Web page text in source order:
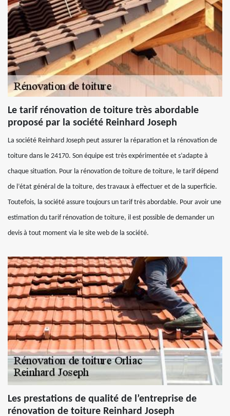
Le tarif rénovation de toiture très abordable
proposé par la société Reinhard Joseph
La société Reinhard Joseph peut assurer la réparation et la rénovation de
toiture dans le 24170. Son équipe est très expérimentée et s’adapte à
chaque situation. Pour la rénovation de toiture de toiture, le tarif dépend
de l’état général de la toiture, des travaux à effectuer et de la superficie.
Toutefois, la société assure toujours un tarif très abordable. Pour avoir une
estimation du tarif rénovation de toiture, il est possible de demander un
devis à tout moment via le site web de la société.
Les prestations de qualité de l’entreprise de
rénovation de toiture Reinhard Joseph